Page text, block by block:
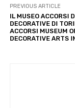
PREVIOUS ARTICLE
IL MUSEO ACCORSI
DECORATIVE DI
ACCORSI MUSEUM
DECORATIVE ARTS